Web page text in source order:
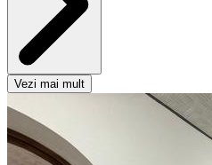
Vezi mai mult